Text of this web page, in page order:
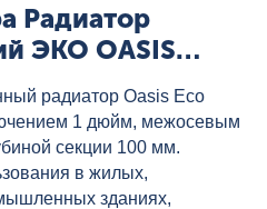
Радиатор
ЭКО OASIS
радиатор Oasis Eco
1 дюйм, межосевым
секции 100 мм.
в жилых,
зданиях,